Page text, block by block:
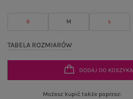
S M L
TABELA ROZMIARÓW
DODAJ DO KOSZYKA
Możesz kupić także poprzez: